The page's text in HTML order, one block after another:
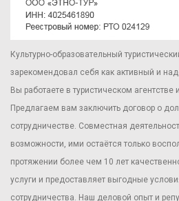
Культурно-образовательный
зарекомендовал себя как активный и
Вы работаете в туристическом агентстве
Предлагаем вам заключить договор о
сотрудничестве. Совместная
возможности, ими остаётся только
протяжении более чем 10 лет
услуги и предоставляет выгодные
сотрудничества. Наш деловой опыт и